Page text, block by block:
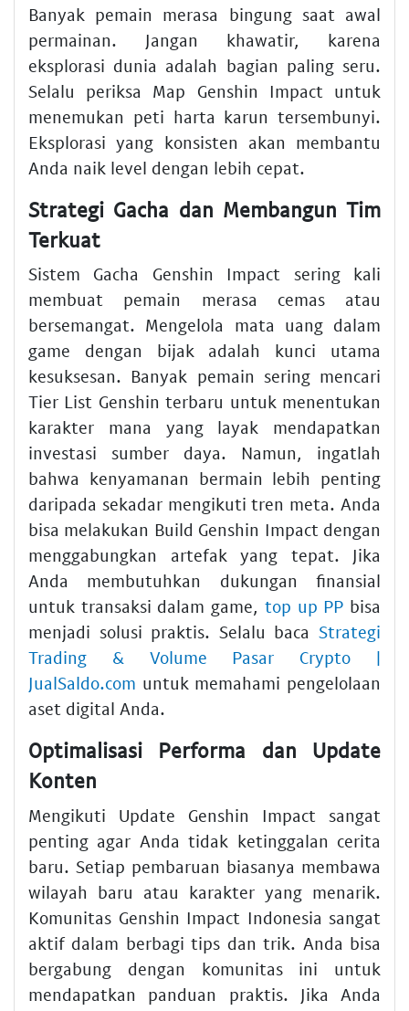
Banyak pemain merasa bingung saat awal
permainan. Jangan khawatir, karena
eksplorasi dunia adalah bagian paling seru.
Selalu periksa Map Genshin Impact untuk
menemukan peti harta karun tersembunyi.
Eksplorasi yang konsisten akan membantu
Anda naik level dengan lebih cepat.
Strategi Gacha dan Membangun Tim
Terkuat
Sistem Gacha Genshin Impact sering kali
membuat pemain merasa cemas atau
bersemangat. Mengelola mata uang dalam
game dengan bijak adalah kunci utama
kesuksesan. Banyak pemain sering mencari
Tier List Genshin terbaru untuk menentukan
karakter mana yang layak mendapatkan
investasi sumber daya. Namun, ingatlah
bahwa kenyamanan bermain lebih penting
daripada sekadar mengikuti tren meta. Anda
bisa melakukan Build Genshin Impact dengan
menggabungkan artefak yang tepat. Jika
Anda membutuhkan dukungan finansial
untuk transaksi dalam game, top up PP bisa
menjadi solusi praktis. Selalu baca Strategi
Trading & Volume Pasar Crypto |
JualSaldo.com untuk memahami pengelolaan
aset digital Anda.
Optimalisasi Performa dan Update
Konten
Mengikuti Update Genshin Impact sangat
penting agar Anda tidak ketinggalan cerita
baru. Setiap pembaruan biasanya membawa
wilayah baru atau karakter yang menarik.
Komunitas Genshin Impact Indonesia sangat
aktif dalam berbagi tips dan trik. Anda bisa
bergabung dengan komunitas ini untuk
mendapatkan panduan praktis. Jika Anda